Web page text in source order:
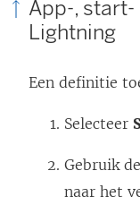
App-, start-
Lightning
Een definitie
Selecteer
Gebruik
naar het